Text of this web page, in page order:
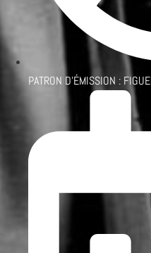
PATRON D'ÉMISSION :